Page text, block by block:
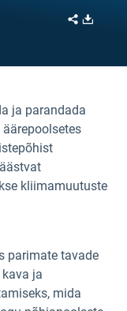
Share
ja parandada
kliimamuutuste
parimate tavade
ja
mida